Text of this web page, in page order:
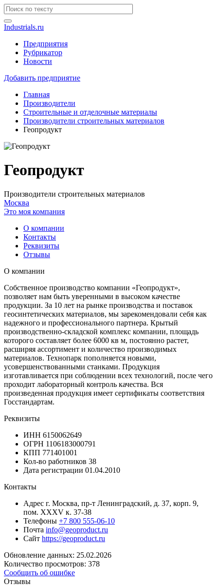
Industrials.ru
Предприятия
Рубрикатор
Новости
Добавить предприятие
Главная
Производители
Строительные и отделочные материалы
Производители строительных материалов
Геопродукт
Геопродукт
Производители строительных материалов
Москва
Это моя компания
О компании
Контакты
Реквизиты
Отзывы
О компании
Собственное производство компании «Геопродукт»,
позволяет нам быть уверенными в высоком качестве
продукции. За 10 лет на рынке производства и поставок
геосинтетических материалов, мы зарекомендовали себя как
надежного и профессионального партнера. Крытый
производственно-складской комплекс компании, площадь
которого составляет более 6000 кв м, постоянно растет,
расширяя ассортимент и количество производимых
материалов. Технопарк пополняется новыми,
усовершенствованными станками. Продукция
изготавливается при соблюдении всех технологий, после чего
проходит лабораторный контроль качества. Вся
произведенная продукция имеет сертификаты соответствия
Госстандартам.
Реквизиты
ИНН 6150062649
ОГРН 1106183000791
КПП 771401001
Кол-во работников 38
Дата регистрации 01.04.2010
Контакты
Адрес г. Москва, пр-т Ленинградский, д. 37, корп. 9,
пом. XXXV к. 37-38
Телефоны +7 800 555-06-10
Почта info@geoproduct.ru
Сайт https://geoproduct.ru
Обновление данных: 25.02.2026
Количество просмотров: 378
Сообщить об ошибке
Отзывы